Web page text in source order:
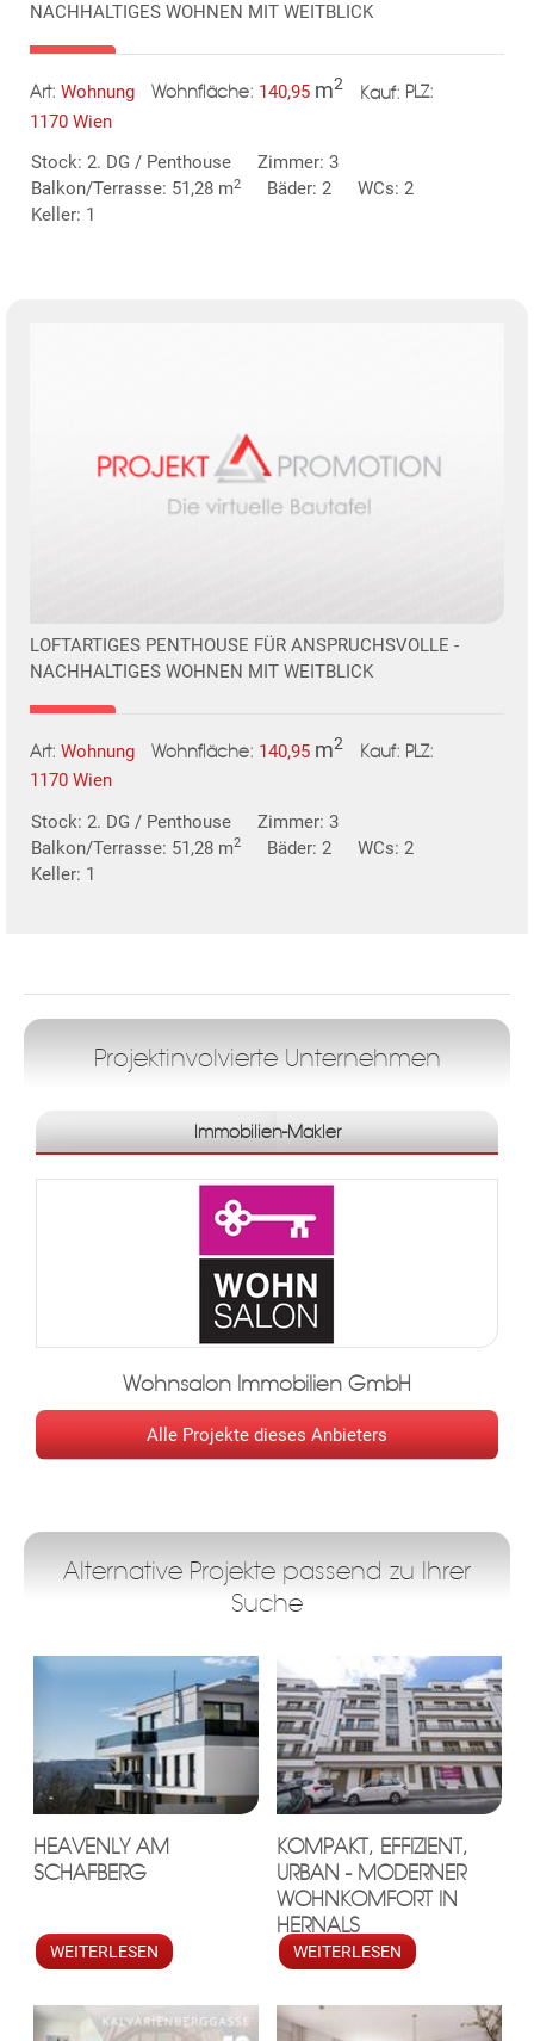
NACHHALTIGES WOHNEN MIT WEITBLICK
Art: Wohnung Wohnfläche: 140,95 m2 Kauf: PLZ:
1170 Wien
Stock: 2. DG / Penthouse
Zimmer: 3
Balkon/Terrasse: 51,28 m2 Bäder: 2
WCs: 2
Keller: 1
LOFTARTIGES PENTHOUSE FÜR ANSPRUCHSVOLLE -
NACHHALTIGES WOHNEN MIT WEITBLICK
Art: Wohnung Wohnfläche: 140,95 m2 Kauf: PLZ:
1170 Wien
Stock: 2. DG / Penthouse
Zimmer: 3
Balkon/Terrasse: 51,28 m2 Bäder: 2
WCs: 2
Keller: 1
Projektinvolvierte Unternehmen
Immobilien-Makler
Wohnsalon Immobilien GmbH
Alle Projekte dieses Anbieters
Alternative Projekte passend zu Ihrer
Suche
HEAVENLY AM
SCHAFBERG
WEITERLESEN
KOMPAKT, EFFIZIENT,
URBAN - MODERNER
WOHNKOMFORT IN
HERNALS
WEITERLESEN